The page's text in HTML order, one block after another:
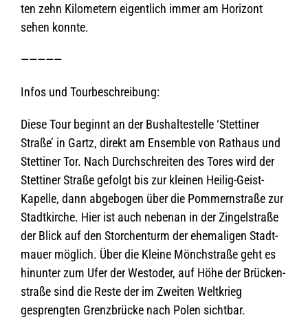
ten zehn Kilo­me­tern eigent­lich immer am Hori­zont
sehen konnte.
—————
Infos und Tourbeschreibung:
Diese Tour beginnt an der Bus­hal­te­stelle ‘Stet­ti­ner
Straße’ in Gartz, direkt am Ensem­ble von Rat­haus und
Stet­ti­ner Tor. Nach Durch­schrei­ten des Tores wird der
Stet­ti­ner Straße gefolgt bis zur klei­nen Hei­lig-Geist-
Kapelle, dann abge­bo­gen über die Pom­mern­straße zur
Stadt­kir­che. Hier ist auch nebenan in der Zin­gel­straße
der Blick auf den Stor­chen­turm der ehe­ma­li­gen Stadt­
mauer mög­lich. Über die Kleine Mönch­straße geht es
hin­un­ter zum Ufer der Wes­t­oder, auf Höhe der Brü­cken­
straße sind die Reste der im Zwei­ten Welt­krieg
gespreng­ten Grenz­brü­cke nach Polen sichtbar.